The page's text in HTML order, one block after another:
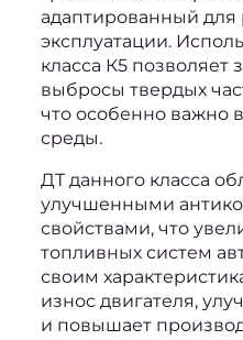
адаптированный для
эксплуатации.
класса К5 позволяет
выбросы твердых
что особенно важно
среды.
ДТ данного класса
улучшенными
свойствами, что
топливных систем
своим
износ двигателя,
и повышает